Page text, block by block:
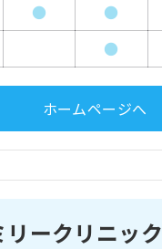
● ●
●
ホームページへ
ークリニック